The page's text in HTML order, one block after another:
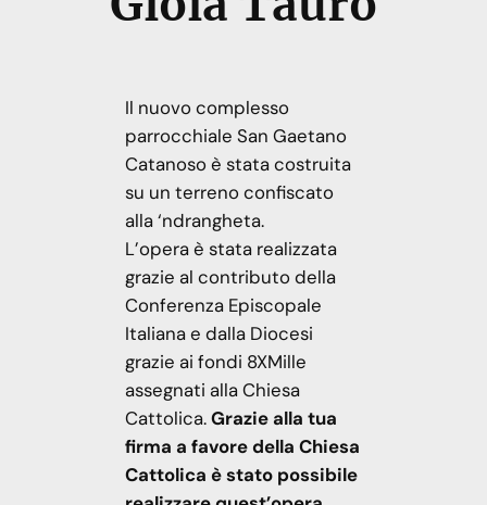
Il nuovo complesso
parrocchiale San Gaetano
Catanoso è stata costruita
su un terreno confiscato
alla ‘ndrangheta.
L’opera è stata realizzata
grazie al contributo della
Conferenza Episcopale
Italiana e dalla Diocesi
grazie ai fondi 8XMille
assegnati alla Chiesa
Cattolica.Grazie alla tua
firma a favore della Chiesa
Cattolica è stato possibile